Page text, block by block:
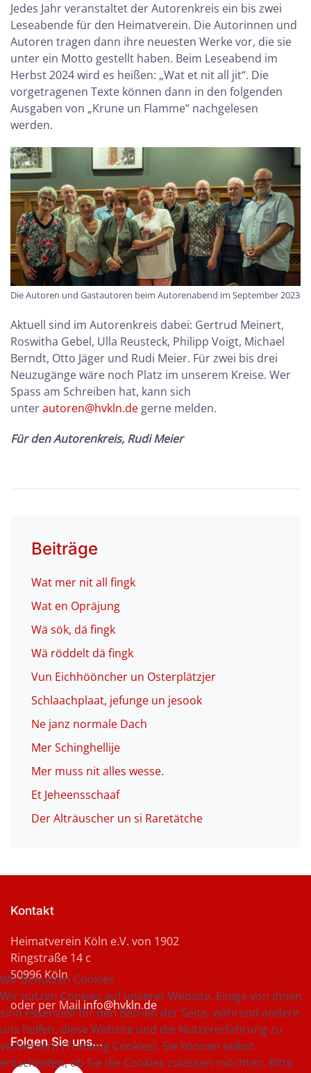
Jedes Jahr veranstaltet der Autorenkreis ein bis zwei
Leseabende für den Heimatverein. Die Autorinnen und
Autoren tragen dann ihre neuesten Werke vor, die sie
unter ein Motto gestellt haben. Beim Leseabend im
Herbst 2024 wird es heißen: „Wat et nit all jit“. Die
vorgetragenen Texte können dann in den folgenden
Ausgaben von „Krune un Flamme“ nachgelesen
werden.
Die Autoren und Gastautoren beim Autorenabend im September 2023
Aktuell sind im Autorenkreis dabei: Gertrud Meinert,
Roswitha Gebel, Ulla Reusteck, Philipp Voigt, Michael
Berndt, Otto Jäger und Rudi Meier. Für zwei bis drei
Neuzugänge wäre noch Platz im unserem Kreise. Wer
Spass am Schreiben hat, kann sich
unterautoren@hvkln.de gerne melden.
Für den Autorenkreis, Rudi Meier
Beiträge
Wat mer nit all fingk
Wat en Opräjung
Wä sök, dä fingk
Wä röddelt dä fingk
Vun Eichhööncher un Osterplätzjer
Schlaachplaat, jefunge un jesook
Ne janz normale Dach
Mer Schinghellije
Mer muss nit alles wesse.
Et Jeheensschaaf
Der Alträuscher un si Raretätche
Kontakt
Heimatverein Köln e.V. von 1902
Ringstraße 14 c
50996 Köln
oder per Mailinfo@hvkln.de
Folgen Sie uns...
Wir benutzen Cookies
Wir nutzen Cookies auf unserer Website. Einige von ihnen
sind essenziell für den Betrieb der Seite, während andere
uns helfen, diese Website und die Nutzererfahrung zu
verbessern (Tracking Cookies). Sie können selbst
entscheiden, ob Sie die Cookies zulassen möchten. Bitte